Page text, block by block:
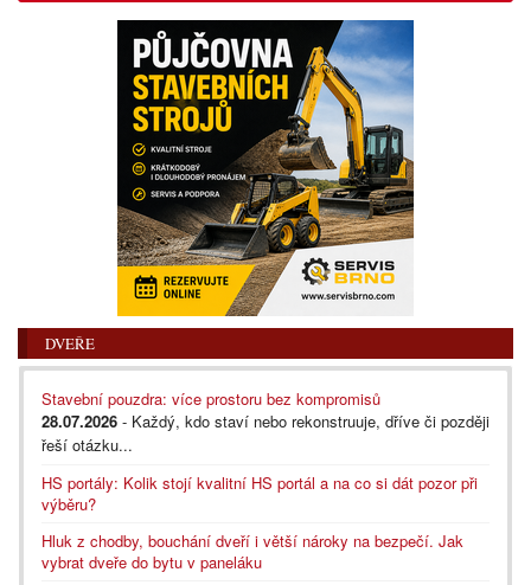
DVEŘE
Stavební pouzdra: více prostoru bez kompromisů
28.07.2026 - Každý, kdo staví nebo rekonstruuje, dříve či později
řeší otázku...
HS portály: Kolik stojí kvalitní HS portál a na co si dát pozor při
výběru?
Hluk z chodby, bouchání dveří i větší nároky na bezpečí. Jak
vybrat dveře do bytu v paneláku